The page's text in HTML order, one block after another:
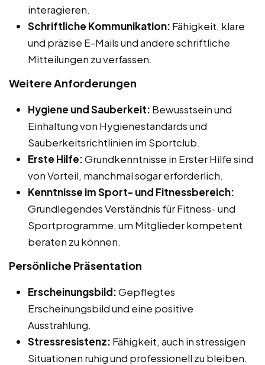
interagieren.
Schriftliche Kommunikation: Fähigkeit, klare
und präzise E-Mails und andere schriftliche
Mitteilungen zu verfassen.
Weitere Anforderungen
Hygiene und Sauberkeit: Bewusstsein und
Einhaltung von Hygienestandards und
Sauberkeitsrichtlinien im Sportclub.
Erste Hilfe:Grundkenntnisse in Erster Hilfe sind
von Vorteil, manchmal sogar erforderlich.
Kenntnisse im Sport- und Fitnessbereich:
Grundlegendes Verständnis für Fitness- und
Sportprogramme, um Mitglieder kompetent
beraten zu können.
Persönliche Präsentation
Erscheinungsbild:Gepflegtes
Erscheinungsbild und eine positive
Ausstrahlung.
Stressresistenz: Fähigkeit, auch in stressigen
Situationen ruhig und professionell zu bleiben.